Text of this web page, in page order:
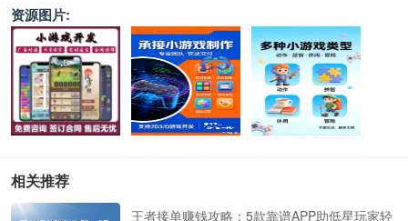
资源图片:
相关推荐
王者接单赚钱攻略：5款靠谱APP助低星玩家轻